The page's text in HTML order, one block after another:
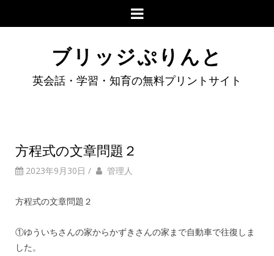
ブリッジぷりんと
英会話・学習・知育の無料プリントサイト
方程式の文章問題２
2023年9月30日 / 管理人
方程式の文章問題２
①ゆういちさんの家からかずきさんの家まで自動車で往復しま
した。